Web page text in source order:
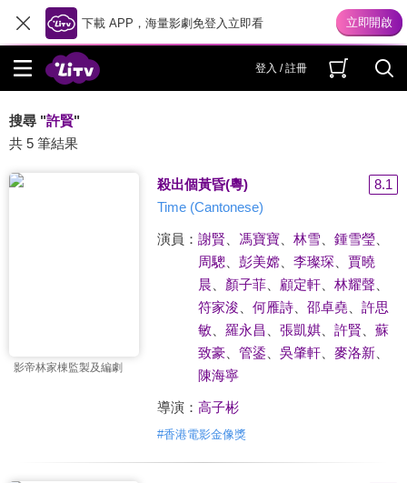
下載 APP，海量影劇免登入立即看
登入 / 註冊
搜尋 "許賢"
共 5 筆結果
影帝林家棟監製及編劇
殺出個黃昏(粵)
8.1
Time (Cantonese)
演員： 謝賢 馮寶寶、 林雪、 鍾雪瑩、
周驄
彭美嫦、 李璨琛
賈曉
晨
顏子菲、 顧定軒、 林耀聲、
符家浚
何雁詩、 邵卓堯
許思
敏、 羅永昌 張凱娸、 許賢
蘇
致豪
管鋈 吳肇軒、 麥洛新、
陳海寧
導演： 高子彬
#香港電影金像獎